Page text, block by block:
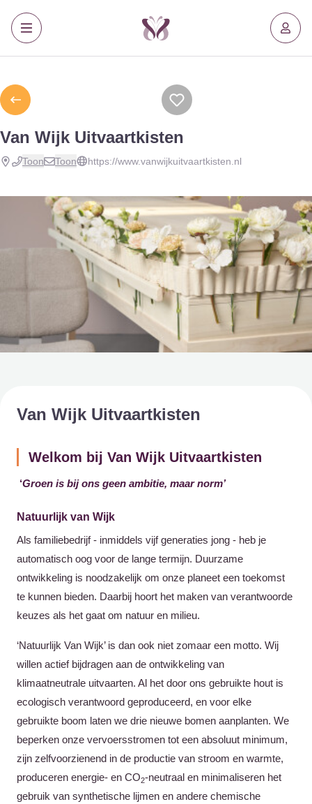
Van Wijk Uitvaartkisten
Toon Toon https://www.vanwijkuitvaartkisten.nl
Van Wijk Uitvaartkisten
Welkom bij Van Wijk Uitvaartkisten
‘Groen is bij ons geen ambitie, maar norm’
Natuurlijk van Wijk
Als familiebedrijf - inmiddels vijf generaties jong - heb je
automatisch oog voor de lange termijn. Duurzame
ontwikkeling is noodzakelijk om onze planeet een toekomst
te kunnen bieden. Daarbij hoort het maken van verantwoorde
keuzes als het gaat om natuur en milieu.
‘Natuurlijk Van Wijk’ is dan ook niet zomaar een motto. Wij
willen actief bijdragen aan de ontwikkeling van
klimaatneutrale uitvaarten. Al het door ons gebruikte hout is
ecologisch verantwoord geproduceerd, en voor elke
gebruikte boom laten we drie nieuwe bomen aanplanten. We
beperken onze vervoersstromen tot een absoluut minimum,
zijn zelfvoorzienend in de productie van stroom en warmte,
produceren energie- en CO2-neutraal en minimaliseren het
gebruik van synthetische lijmen en andere chemische